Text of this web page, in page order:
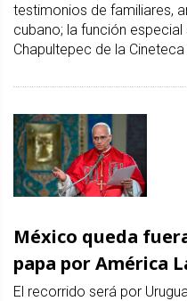
testimonios de familiares,
cubano; la función
Chapultepec de la
México queda
papa por América
El recorrido será por